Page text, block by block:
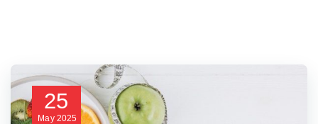
25
May 2025